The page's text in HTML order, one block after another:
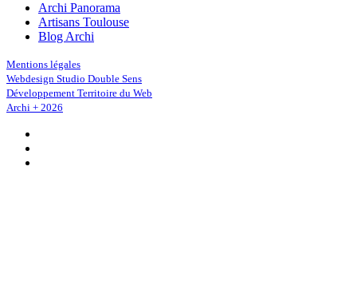
Archi Panorama
Artisans Toulouse
Blog Archi
Mentions légales
Webdesign Studio Double Sens
Développement Territoire du Web
Archi + 2026